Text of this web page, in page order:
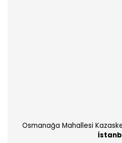
Osmanağa Mahallesi